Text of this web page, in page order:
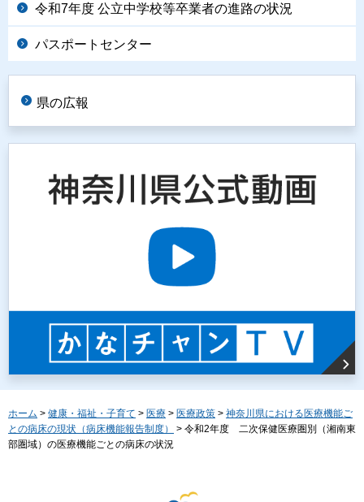
令和7年度 公立中学校等卒業者の進路の状況
パスポートセンター
県の広報
ホーム > 健康・福祉・子育て > 医療 > 医療政策 > 神奈川県における医療機能ご
との病床の現状（病床機能報告制度）
> 令和2年度 二次保健医療圏別（湘南東
部圏域）の医療機能ごとの病床の状況